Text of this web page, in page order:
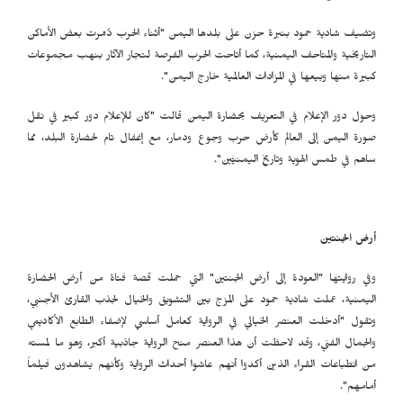
وتضيف شادية حمود بنبرة حزن على بلدها اليمن "أثناء الحرب دُمّرت بعض الأماكن
التاريخية والمتاحف اليمنية، كما أتاحت الحرب الفرصة لتجار الآثار بنهب مجموعات
كبيرة منها وبيعها في المزادات العالمية خارج اليمن".
وحول دور الإعلام في التعريف بحضارة اليمن قالت "كان للإعلام دور كبير في نقل
صورة اليمن إلى العالم كأرض حرب وجوع ودمار، مع إغفال تام لحضارة البلد، مما
ساهم في طمس الهوية وتاريخ اليمنيَّين".
أرض الجنتين
وفي روايتها "العودة إلى أرض الجنتين" التي حملت قصة فتاة من أرض الحضارة
اليمنية، عملت شادية حمود على المزج بين التشويق والخيال لجذب القارئ الأجنبي،
وتقول "أدخلت العنصر الخيالي في الرواية كعامل أساسي لإضفاء الطابع الأكاديمي
والجمال الفني، وقد لاحظت أن هذا العنصر منح الرواية جاذبية أكبر، وهو ما لمسته
من انطباعات القراء الذين أكدوا أنهم عاشوا أحداث الرواية وكأنهم يشاهدون فيلماً
أمامهم".